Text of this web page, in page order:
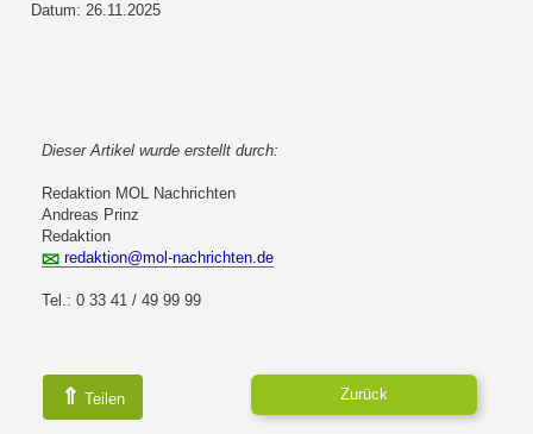
Datum: 26.11.2025
Dieser Artikel wurde erstellt durch:
Redaktion MOL Nachrichten
Andreas Prinz
Redaktion
redaktion@mol-nachrichten.de
Tel.: 0 33 41 / 49 99 99
⇑ Teilen Zurück